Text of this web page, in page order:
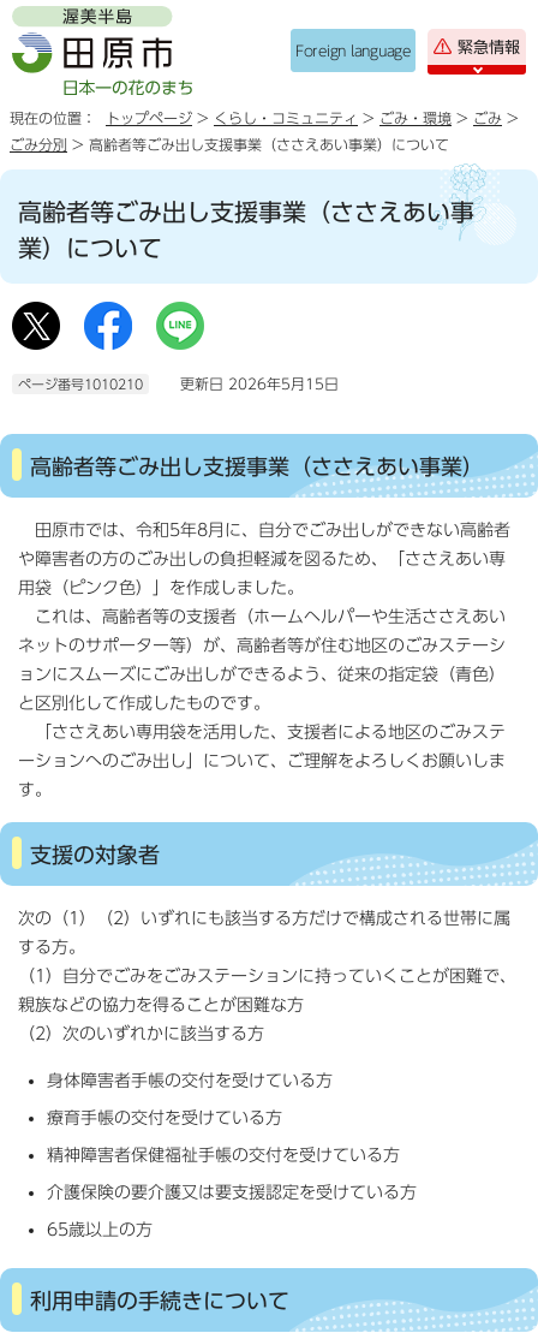
Foreign language 緊急情報
現在の位置： トップページ > くらし・コミュニティ > ごみ・環境 > ごみ >
ごみ分別 > 高齢者等ごみ出し支援事業（ささえあい事業）について
高齢者等ごみ出し支援事業（ささえあい事
業）について
ページ番号1010210 更新日 2026年5月15日
高齢者等ごみ出し支援事業（ささえあい事業）
田原市では、令和5年8月に、自分でごみ出しができない高齢者
や障害者の方のごみ出しの負担軽減を図るため、「ささえあい専
用袋（ピンク色）」を作成しました。
これは、高齢者等の支援者（ホームヘルパーや生活ささえあい
ネットのサポーター等）が、高齢者等が住む地区のごみステーシ
ョンにスムーズにごみ出しができるよう、従来の指定袋（青色）
と区別化して作成したものです。
「ささえあい専用袋を活用した、支援者による地区のごみステ
ーションへのごみ出し」について、ご理解をよろしくお願いしま
す。
支援の対象者
次の（1）（2）いずれにも該当する方だけで構成される世帯に属
する方。
（1）自分でごみをごみステーションに持っていくことが困難で、
親族などの協力を得ることが困難な方
（2）次のいずれかに該当する方
身体障害者手帳の交付を受けている方
療育手帳の交付を受けている方
精神障害者保健福祉手帳の交付を受けている方
介護保険の要介護又は要支援認定を受けている方
65歳以上の方
利用申請の手続きについて